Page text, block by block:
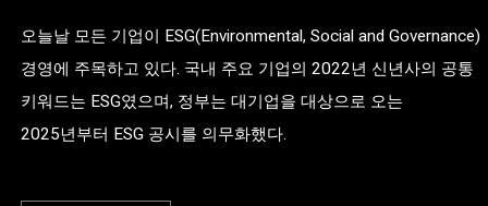
오늘날 모든 기업이 ESG(Environmental, Social and Governance)
경영에 주목하고 있다. 국내 주요 기업의 2022년 신년사의 공통
키워드는 ESG였으며, 정부는 대기업을 대상으로 오는
2025년부터 ESG 공시를 의무화했다.